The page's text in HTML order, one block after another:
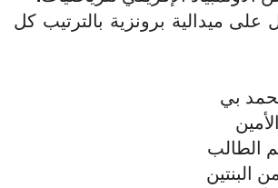
ميدالية برونزية بالترتيب كل
بي
الطالب
البنتين